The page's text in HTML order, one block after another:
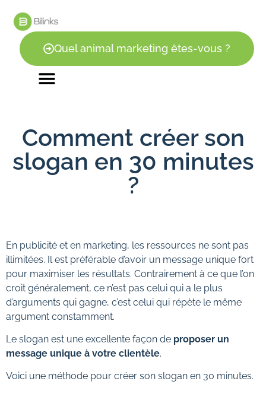
Quel animal marketing êtes-vous ?
Comment créer son
slogan en 30 minutes
?
En publicité et en marketing, les ressources ne sont pas
illimitées. Il est préférable d’avoir un message unique fort
pour maximiser les résultats. Contrairement à ce que l’on
croit généralement, ce n’est pas celui qui a le plus
d’arguments qui gagne, c’est celui qui répète le même
argument constamment.
Le slogan est une excellente façon de proposer un
message unique à votre clientèle.
Voici une méthode pour créer son slogan en 30 minutes.